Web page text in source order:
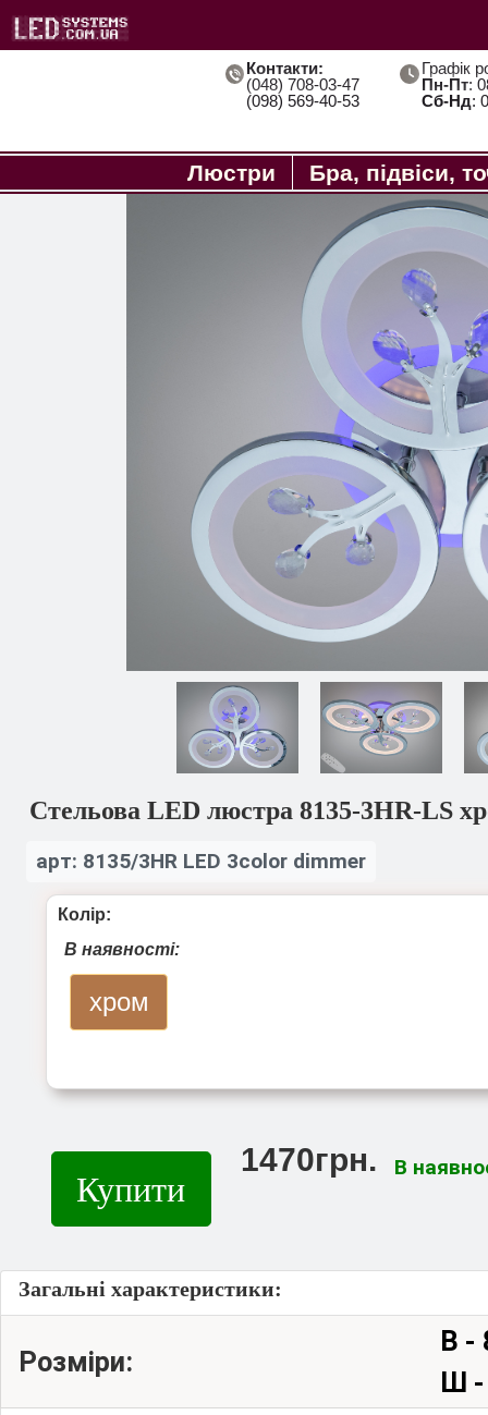
Контакти:
(048) 708-03-47
(098) 569-40-53
Графік
Пн-Пт:
Сб-Нд:
Люстри Бра, підвіси,
Стельова LED люстра 8135-3HR-LS
арт: 8135/3HR LED 3color dimmer
Колір:
В наявності:
хром
Купити
1470грн. В
Загальні характеристики:
Розміри:
В -
Ш -